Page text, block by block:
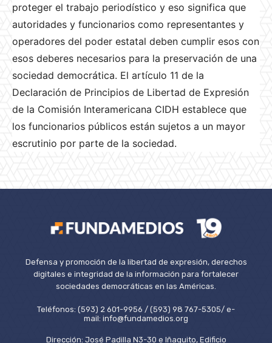
proteger el trabajo periodístico y eso significa que
autoridades y funcionarios como representantes y
operadores del poder estatal deben cumplir esos con
esos deberes necesarios para la preservación de una
sociedad democrática. El artículo 11 de la
Declaración de Principios de Libertad de Expresión
de la Comisión Interamericana CIDH establece que
los funcionarios públicos están sujetos a un mayor
escrutinio por parte de la sociedad.
Defensa y promoción de la libertad de expresión, derechos
digitales e integridad de la información para fortalecer
sociedades democráticas en las Américas.
Teléfonos: (593) 2 601-9956 / (593) 98 767-5305/ e-
mail: info@fundamedios.org
Dirección: José Padilla N3-30 e Iñaquito, Edificio